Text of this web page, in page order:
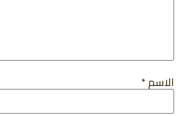
الاسم*